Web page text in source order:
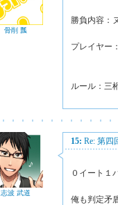
骨削 瓢
勝負内容：
プレイヤ
ルール：三
志波 武道
15: Re: 第四
０イート１
俺も判定矛